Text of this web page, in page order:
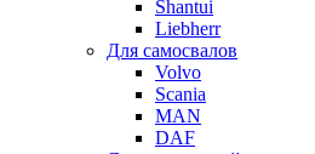
Shantui
Liebherr
Для самосвалов
Volvo
Scania
MAN
DAF